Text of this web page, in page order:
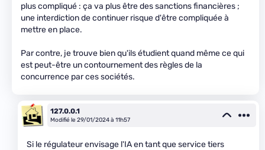
plus compliqué : ça va plus être des sanctions financières ;
une interdiction de continuer risque d'être compliquée à
mettre en place.
Par contre, je trouve bien qu'ils étudient quand même ce qui
est peut-être un contournement des règles de la
concurrence par ces sociétés.
127.0.0.1
Modifié le 29/01/2024 à 11h57
Si le régulateur envisage l'IA en tant que service tiers